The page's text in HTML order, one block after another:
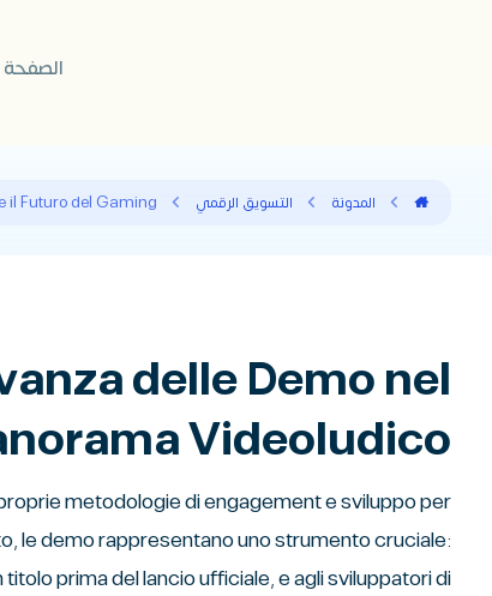
الصفحة
المدونة التسويق الرقمي il Futuro del Gaming
delle Demo nel
Videoludico
metodologie di engagement e sviluppo per
le demo rappresentano uno strumento cruciale:
prima del lancio ufficiale, e agli sviluppatori di